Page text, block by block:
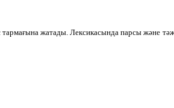
тармағына жатады. Лексикасында парсы және